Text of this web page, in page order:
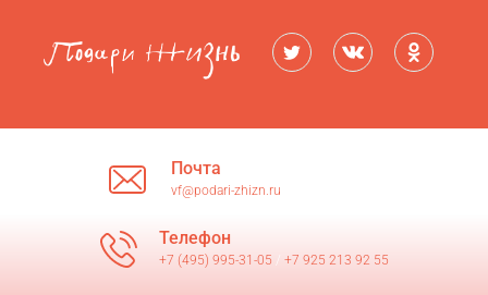
Почта
vf@podari-zhizn.ru
Телефон
+7 (495) 995-31-05 +7 925 213 92 55